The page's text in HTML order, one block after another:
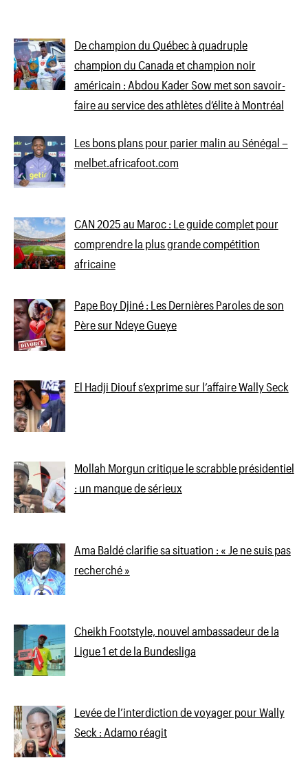
De champion du Québec à quadruple
champion du Canada et champion noir
américain : Abdou Kader Sow met son savoir-
faire au service des athlètes d’élite à Montréal
Les bons plans pour parier malin au Sénégal –
melbet.africafoot.com
CAN 2025 au Maroc : Le guide complet pour
comprendre la plus grande compétition
africaine
Pape Boy Djiné : Les Dernières Paroles de son
Père sur Ndeye Gueye
El Hadji Diouf s’exprime sur l’affaire Wally Seck
Mollah Morgun critique le scrabble présidentiel
: un manque de sérieux
Ama Baldé clarifie sa situation : « Je ne suis pas
recherché »
Cheikh Footstyle, nouvel ambassadeur de la
Ligue 1 et de la Bundesliga
Levée de l’interdiction de voyager pour Wally
Seck : Adamo réagit